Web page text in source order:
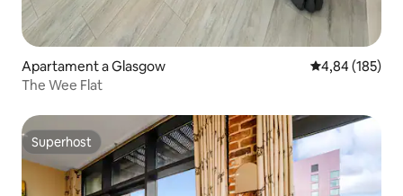
Apartament a Glasgow 4,84 de
4,84 (185)
The Wee Flat
Superhost
Superhost